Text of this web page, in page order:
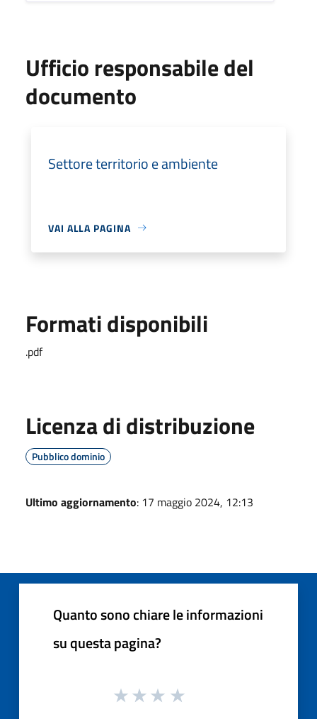
Ufficio responsabile del
documento
Settore territorio e ambiente
VAI ALLA PAGINA
Formati disponibili
.pdf
Licenza di distribuzione
Pubblico dominio
Ultimo aggiornamento: 17 maggio 2024, 12:13
Quanto sono chiare le informazioni
su questa pagina?